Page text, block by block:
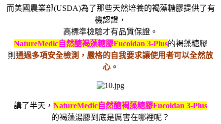
而美國農業部(USDA)為了那些天然培養的褐藻糖膠提供了有
機認證，
高標準檢驗才有品質保證。
NatureMedic自然醣褐藻糖膠Fucoidan 3-Plus的褐藻糖膠
則 通過多項安全檢測，嚴格的自我要求讓使用者可以全然放
心。
講了半天， NatureMedic自然醣褐藻糖膠Fucoidan 3-Plus
的褐藻湯膠到底是厲害在哪裡呢？